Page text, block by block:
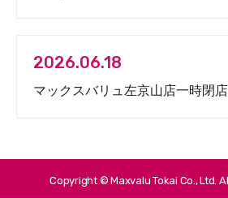
2026.06.18
マックスバリュ左京山店一時閉
Copyright © Maxvalu Tokai Co., Ltd.